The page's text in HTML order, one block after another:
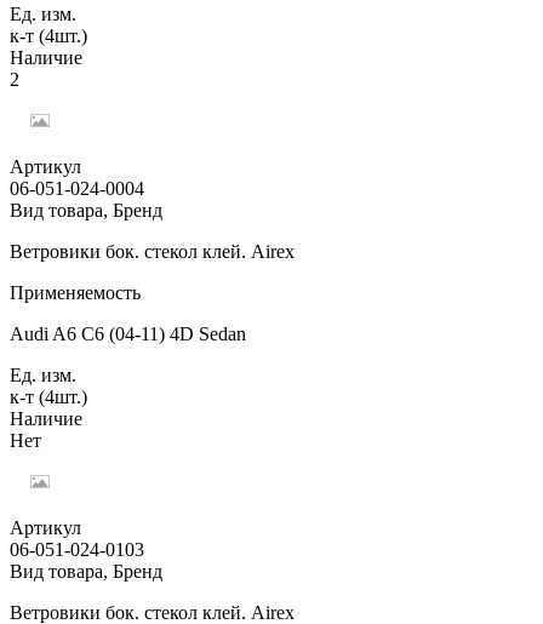
Ед. изм.
к-т (4шт.)
Наличие
2
Артикул
06-051-024-0004
Вид товара, Бренд
Ветровики бок. стекол клей. Airex
Применяемость
Audi A6 C6 (04-11) 4D Sedan
Ед. изм.
к-т (4шт.)
Наличие
Нет
Артикул
06-051-024-0103
Вид товара, Бренд
Ветровики бок. стекол клей. Airex